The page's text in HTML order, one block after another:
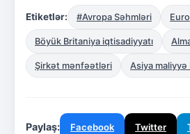
Etiketlər: #Avropa Səhmləri
Böyük Britaniya iqtisadiyyatı
Şirkət mənfəətləri Asiya maliyyə
Paylaş: Facebook Twitter